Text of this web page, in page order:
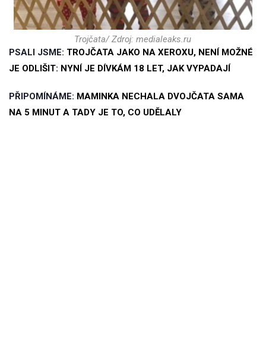
Trojčata/ Zdroj: medialeaks.ru
PSALI JSME: TROJČATA JAKO NA XEROXU, NENÍ MOŽNÉ
JE ODLIŠIT: NYNÍ JE DÍVKÁM 18 LET, JAK VYPADAJÍ
PŘIPOMÍNÁME: MAMINKA NECHALA DVOJČATA SAMA
NA 5 MINUT A TADY JE TO, CO UDĚLALY